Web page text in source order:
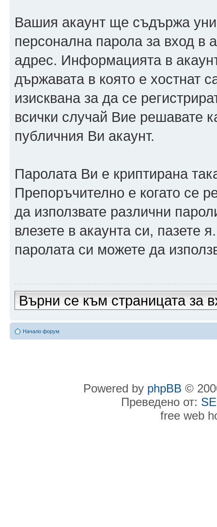
Вашия акаунт ще съдържа
персонална парола за вход в
адрес. Информацията в
държавата в която е хостнат
изисквана за да се
всички случай Вие решавате
публичния Ви акаунт.
Паролата Ви е криптирана
Препоръчително е когато се
да използвате различни
влезете в акаунта си, пазете
паролата си можете да
Върни се към страницата за
Начало форум
Powered by phpBB ©
Преведено от:
free web